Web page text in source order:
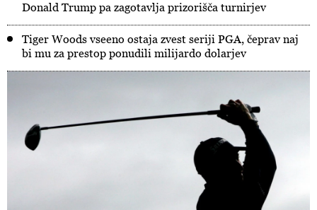
Donald Trump pa zagotavlja prizorišča turnirjev
Tiger Woods vseeno ostaja zvest seriji PGA, čeprav naj
bi mu za prestop ponudili milijardo dolarjev